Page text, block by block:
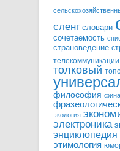
сленг словари
сочетаемость
страноведение
телекоммуникации
толковый
философия
экология
электроника
энциклопедия
этимология